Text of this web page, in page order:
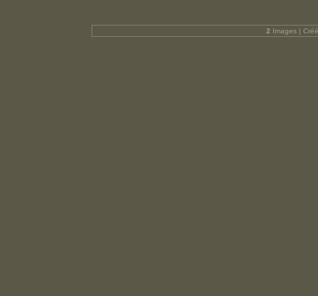
2 Images |